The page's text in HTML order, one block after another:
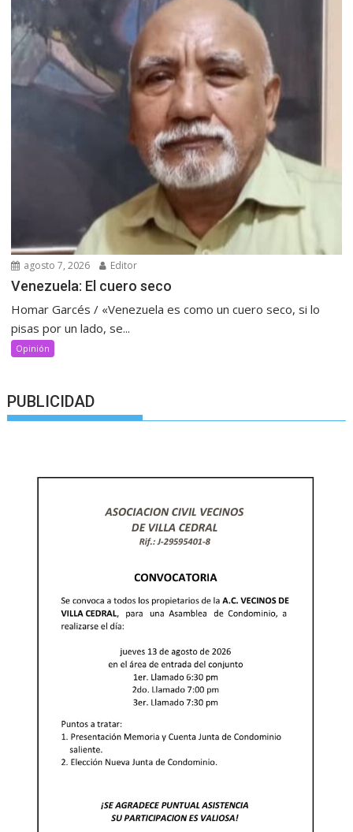
agosto 7, 2026 Editor
Venezuela: El cuero seco
Homar Garcés / «Venezuela es como un cuero seco, si lo
pisas por un lado, se...
Opinión
PUBLICIDAD